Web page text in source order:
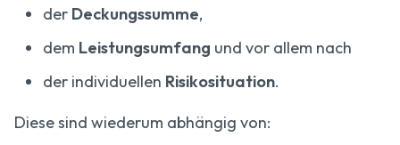
der Deckungssumme,
dem Leistungsumfang und vor allem nach
der individuellen Risikosituation.
Diese sind wiederum abhängig von: